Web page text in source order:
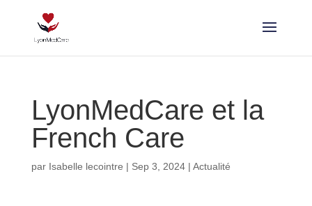
LyonMedCare et la
French Care
par Isabelle lecointre | Sep 3, 2024| Actualité